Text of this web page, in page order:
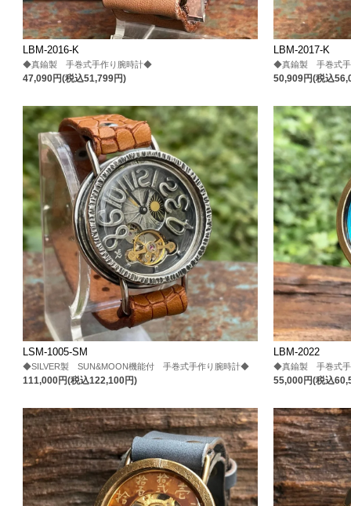
LBM-2016-K
◆真鍮製 手巻式手作り腕時計◆
47,090円(税込51,799円)
LBM-2017-K
◆真鍮製 手巻式
50,909円(税込
LSM-1005-SM
◆SILVER製 SUN&MOON機能付 手巻式手作り腕時計◆
111,000円(税込122,100円)
LBM-2022
◆真鍮製 手巻式
55,000円(税込